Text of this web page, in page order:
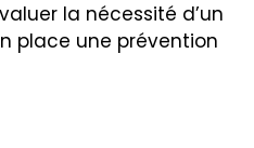
la nécessité d’un
place une prévention